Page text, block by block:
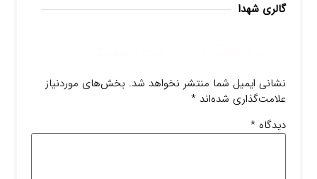
گالری شهدا
نشانی ایمیل شما منتشر نخواهد شد. بخش‌های موردنیاز
علامت‌گذاری شده‌اند *
دیدگاه *